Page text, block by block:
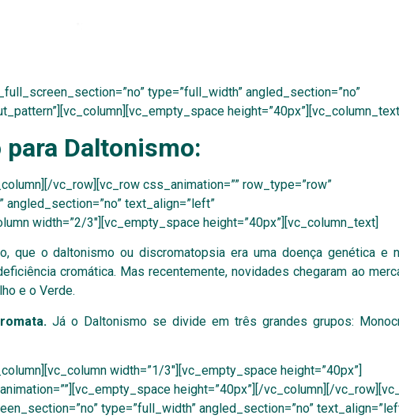
type=”full_width” angled_section=”no”
height=”40px”][vc_column_text]
Daltonismo:
vc_row][vc_row css_animation=”” row_type=”row”
text_align=”left”
width=”2/3″][vc_empty_space height=”40px”][vc_column_text]
que o daltonismo ou discromatopsia era uma doença genética e
cromática. Mas recentemente, novidades chegaram ao
e o Verde.
Já o Daltonismo se divide em três grandes grupos:
width=”1/3″][vc_empty_space height=”40px”]
height=”40px”][/vc_column][/
type=”full_width” angled_section=”no”